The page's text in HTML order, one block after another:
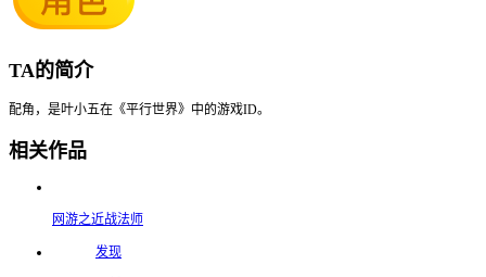
TA的简介
配角，是叶小五在《平行世界》中的游戏ID。
相关作品
网游之近战法师
发现